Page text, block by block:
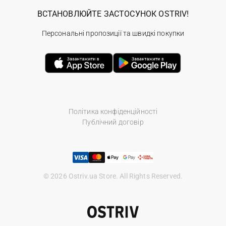
Політика конфіденційності
Публічний договір
© 2026 Ostriv.ua Store. All Rights Reserved.
ВСТАНОВЛЮЙТЕ ЗАСТОСУНОК OSTRIV!
Персональні пропозиції та швидкі покупки